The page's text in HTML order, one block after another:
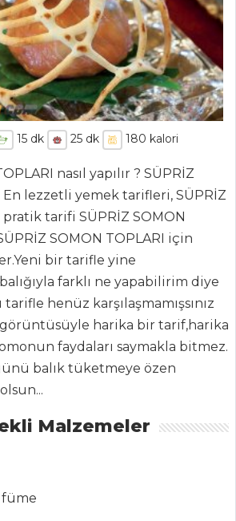
15 dk 25 dk 180 kalori
nasıl yapılır ? SÜPRİZ
En lezzetli yemek tarifleri, SÜPRİZ
pratik tarifi SÜPRİZ SOMON
SOMON TOPLARI için
bir tarifle yine
farklı ne yapabilirim diye
henüz karşılaşmamışsınız
görüntüsüyle harika bir tarif,harika
faydaları saymakla bitmez.
balık tüketmeye özen
Malzemeler
füme